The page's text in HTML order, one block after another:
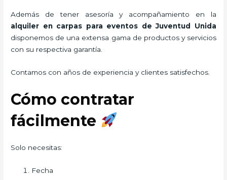
Además de tener asesoría y acompañamiento en la
alquiler en carpas para eventos de Juventud Unida
disponemos de una extensa gama de productos y servicios
con su respectiva garantía.
Contamos con años de experiencia y clientes satisfechos.
Cómo contratar
fácilmente
Solo necesitas:
Fecha